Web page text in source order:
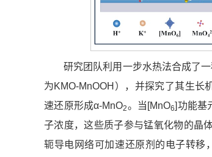
研究团队利用一步水热法合成了
为KMO-MnOOH），并探究了其生长
速还原形成α-MnO2。当[MnO6 ]功能
子浓度，这些质子参与锰氧化物的晶
轭导电网络可加速还原剂的电子转移